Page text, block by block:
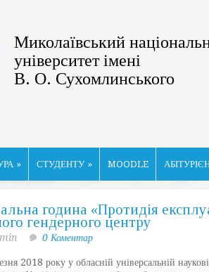
Миколаївський
університет імені
В. О. Сухомлинського
» СТУДЕНТУ » MOODLE
година «Протидія
гендерного центру
0 Коментар
2018 року у обласній універсальній